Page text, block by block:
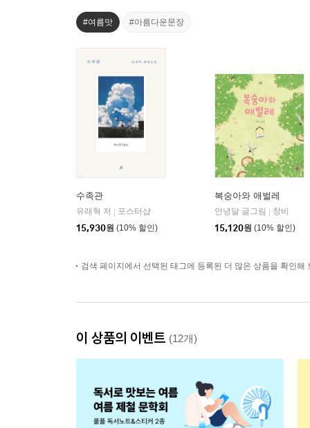
#여름맛 #아름다운문장
수족관
유래혁 저
포스터샵
15,930원 (10% 할인)
복숭아와 애벌레
안녕달 글그림
창비
15,120원 (10% 할인)
검색 페이지에서 선택된 태그에 등록된 더 많은 상품을 확인해
이 상품의 이벤트 (12개)